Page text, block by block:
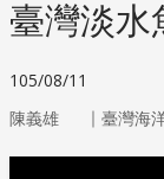
臺灣淡水
105/08/11
陳義雄 ｜ 臺灣海